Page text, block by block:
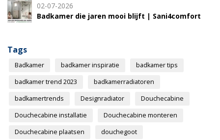
02-07-2026
Badkamer die jaren mooi blijft | Sani4comfort
Tags
Badkamer badkamer inspiratie
badkamer tips
badkamer trend 2023
badkamerradiatoren
badkamertrends
Designradiator
Douchecabine
Douchecabine installatie
Douchecabine monteren
Douchecabine plaatsen
douchegoot